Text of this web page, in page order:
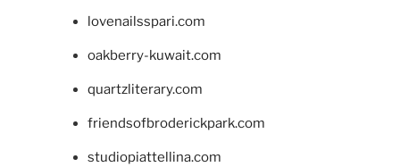
lovenailsspari.com
oakberry-kuwait.com
quartzliterary.com
friendsofbroderickpark.com
studiopiattellina.com